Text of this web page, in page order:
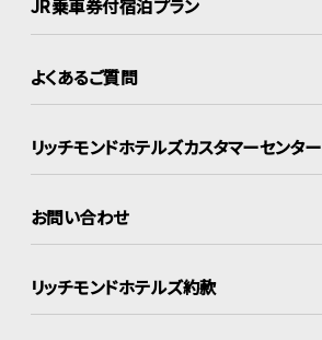
JR乗車券付宿泊プラン
よくあるご質問
リッチモンドホテルズカスタマーセンター
お問い合わせ
リッチモンドホテルズ約款